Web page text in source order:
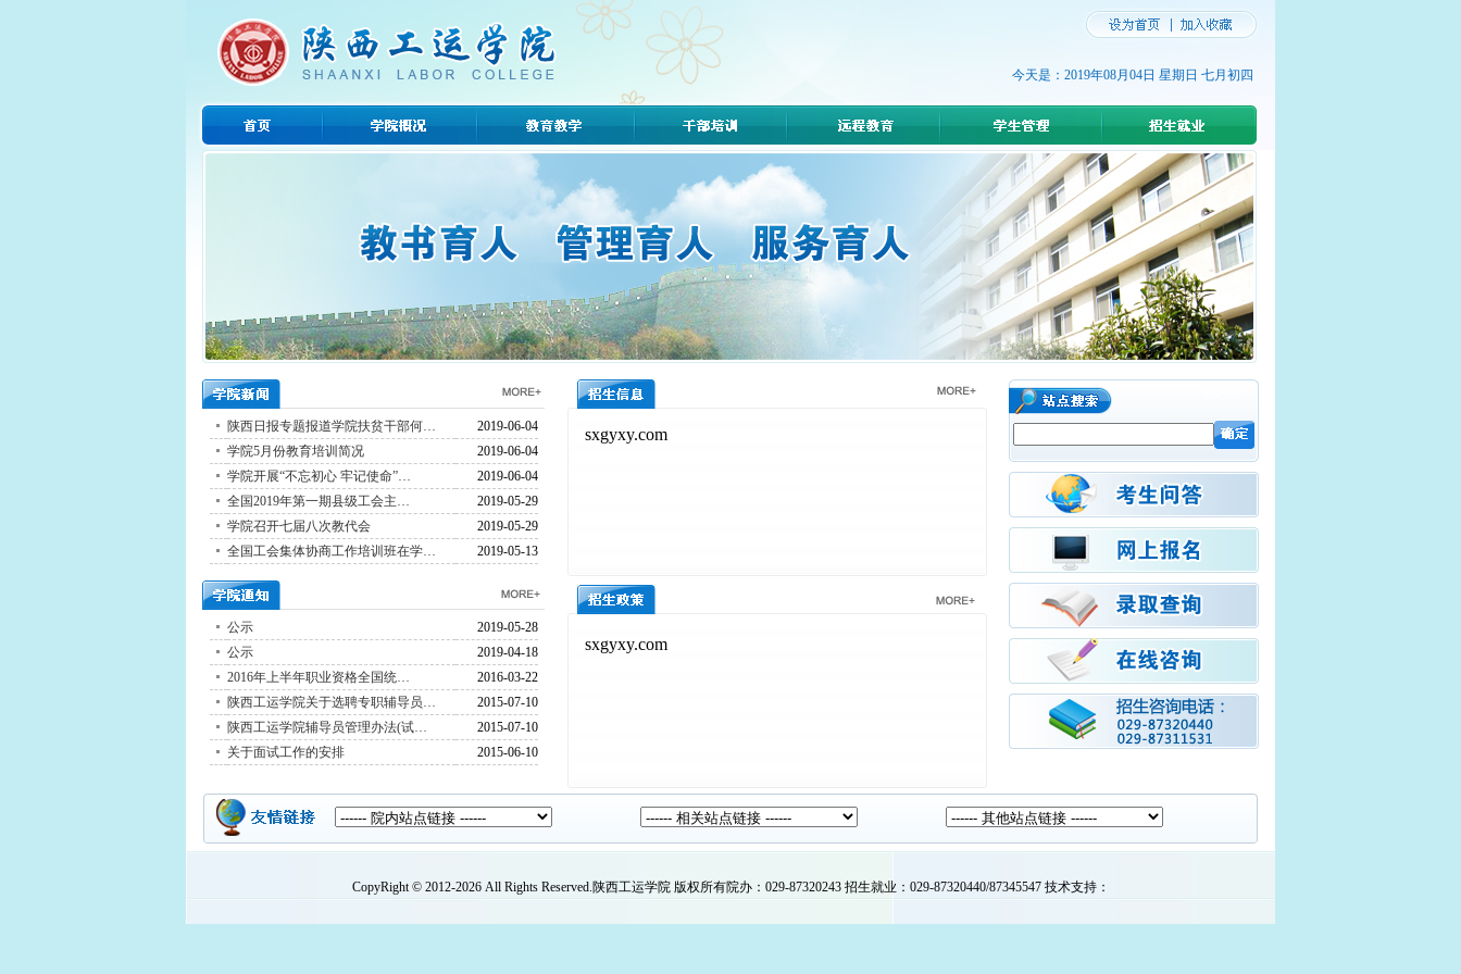
今天是：2019年08月04日 星期日 七月初四
陕西日报专题报道学院扶贫干部何…
2019-06-04
学院5月份教育培训简况
2019-06-04
学院开展“不忘初心 牢记使命”…
2019-06-04
全国2019年第一期县级工会主…
2019-05-29
学院召开七届八次教代会
2019-05-29
全国工会集体协商工作培训班在学…
2019-05-13
公示
2019-05-28
公示
2019-04-18
2016年上半年职业资格全国统…
2016-03-22
陕西工运学院关于选聘专职辅导员…
2015-07-10
陕西工运学院辅导员管理办法(试…
2015-07-10
关于面试工作的安排
2015-06-10
CopyRight © 2012-2026 All Rights Reserved.陕西工运学院 版权所有院办：029-87320243 招生就业：029-87320440/87345547 技术支持：